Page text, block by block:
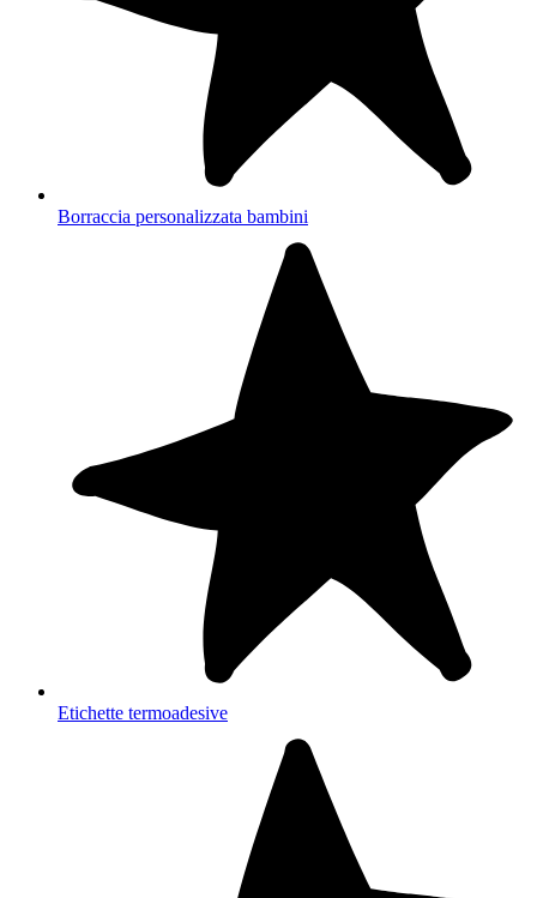
Borraccia personalizzata bambini
Etichette termoadesive